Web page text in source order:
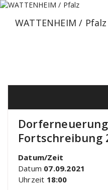
Zum
springenWATTENHEIM / Pfalz
Fortschreibung
Datum/Zeit
Datum 07.09.2021
Uhrzeit 18:00